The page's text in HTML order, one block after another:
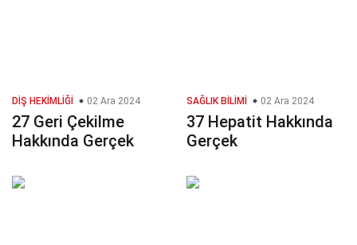
DIŞ HEKIMLIĞI 02 Ara 2024
27 Geri Çekilme
Hakkında Gerçek
SAĞLIK BILIMI 02 Ara 2024
37 Hepatit Hakkında
Gerçek